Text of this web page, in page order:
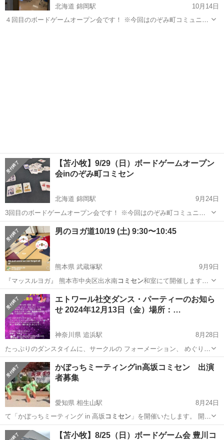
北海道 錦岡駅
10月14日
４回目のボードゲームオープン会です！ ※今回はのぞみ町コミュニテ
【苫小牧】9/29（日）ボードゲームオープン
会inのぞみ町コミセン
北海道 錦岡駅
9月24日
3回目のボードゲームオープン会です！ ※今回はのぞみ町コミュニテ
ィセンター開催となります。 各自好きなボードゲームを持ち寄って遊
ぶイベントです。 （手ぶら参加もOK！） 顔馴染みの方だけでなく、
初見さん・ボードゲーム初心...
北海道 苫小牧市 錦岡駅 パーティー
男のヨガ道10/19 (土) 9:30〜10:45
熊本県 武蔵塚駅
9月9日
『マッスルヨガ』 熊本市中央区出水南コミセン和室にて開催します。
参加費2,0…
熊本 熊本市 武蔵塚駅 スポーツ コミセン
エトワール社交ダンス・パーティーのお知ら
せ 2024年12月13日（金）場所：…
神奈川県 追浜駅
8月28日
たっぷりのダンスタイムに、サークルの フォーメーション、 めぐり合
い、 トライアル、 プロによるデモンストレーション等 楽しい時間を
一緒に過ごしましょう ！ 会費：1000円 飲み物付き 連絡先 アマツ
050...
神奈川 横須賀市 パーティー コミセン
かぼっちミーティングin高坂コミセン 出演
者募集
愛知県 相生山駅
8月24日
て「かぼっちミーティング in 高坂 コミセン」を開催いたします。 開催
に伴い、…
愛知 名古屋市 相生山駅 地域/お祭り コミセン
【苫小牧】8/25（日）ボードゲーム会 豊川コ